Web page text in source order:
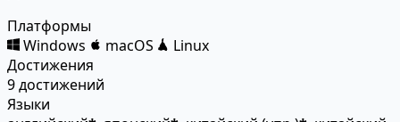
Платформы
Windows
macOS
Linux
Достижения
9 достижений
Языки